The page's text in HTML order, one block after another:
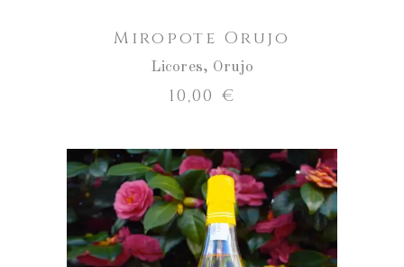
Miropote Orujo
Licores, Orujo
10,00 €